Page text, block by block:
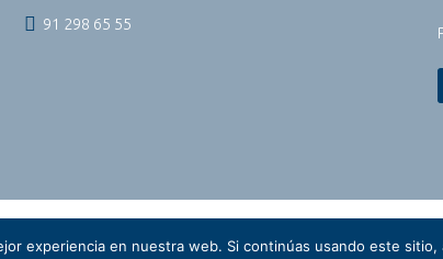
 91 298 65 55
experiencia en nuestra web. Si continúas usando este